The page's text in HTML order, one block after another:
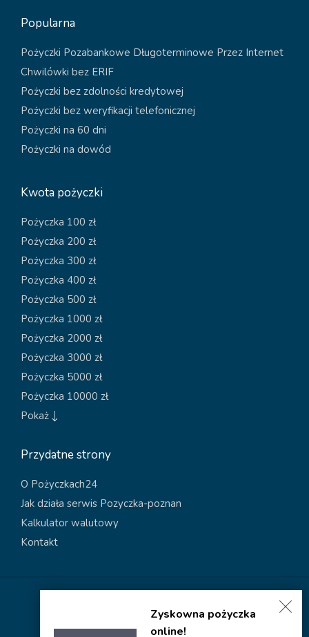
Zyskowna pożyczka
online!
Popularna
Pożyczki Pozabankowe Długoterminowe Przez Internet
Chwilówki bez ERIF
Pożyczki bez zdolności kredytowej
Pożyczki bez weryfikacji telefonicznej
Pożyczki na 60 dni
Pożyczki na dowód
Kwota pożyczki
Pożyczka 100 zł
Pożyczka 200 zł
Pożyczka 300 zł
Pożyczka 400 zł
Pożyczka 500 zł
Pożyczka 1000 zł
Pożyczka 2000 zł
Pożyczka 3000 zł
Pożyczka 5000 zł
Pożyczka 10000 zł
Pokaż
Przydatne strony
O Pożyczkach24
Jak działa serwis Pozyczka-poznan
Kalkulator walutowy
Kontakt
Polityka prywatności